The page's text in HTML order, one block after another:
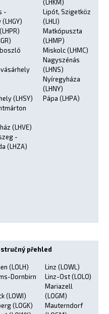
-
(LHSY)
(LHVE)
-
(LHZA)
(LHKM)
Lipót, Szigetköz
(LHLI)
Matkópuszta
(LHMP)
Miskolc (LHMC)
Nagyszénás
(LHNS)
Nyíregyháza
(LHNY)
Pápa (LHPA)
přehled
(LOLH)
Dornbirn
(LOWI)
(LOGK)
Linz (LOWL)
Linz-Ost (LOLO)
Mariazell
(LOGM)
Mauterndorf